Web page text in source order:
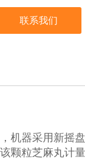
联系我们
机器采用新摇
颗粒芝麻丸计